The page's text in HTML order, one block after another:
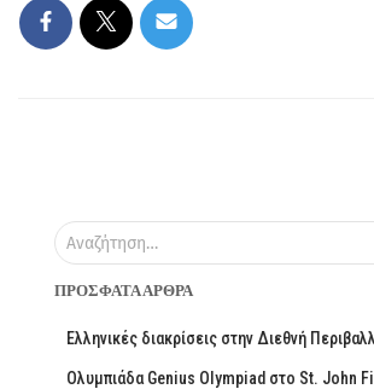
Αναζήτηση…
ΠΡΌΣΦΑΤΑ ΆΡΘΡΑ
Ελληνικές διακρίσεις στην Διεθνή
Ολυμπιάδα Genius Olympiad στο St. John